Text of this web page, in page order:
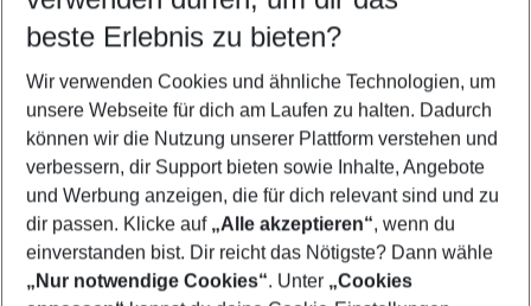
5-8 Nächte
2 Erwachsene Keine Kinder
Mehr Filter anzeigen
beste Erlebnis zu bieten?
Wir verwenden Cookies und ähnliche Technologien, um
unsere Webseite für dich am Laufen zu halten. Dadurch
können wir die Nutzung unserer Plattform verstehen und
verbessern, dir Support bieten sowie Inhalte, Angebote
und Werbung anzeigen, die für dich relevant sind und zu
dir passen. Klicke auf „Alle akzeptieren“, wenn du
einverstanden bist. Dir reicht das Nötigste? Dann wähle
„Nur notwendige Cookies“. Unter „Cookies